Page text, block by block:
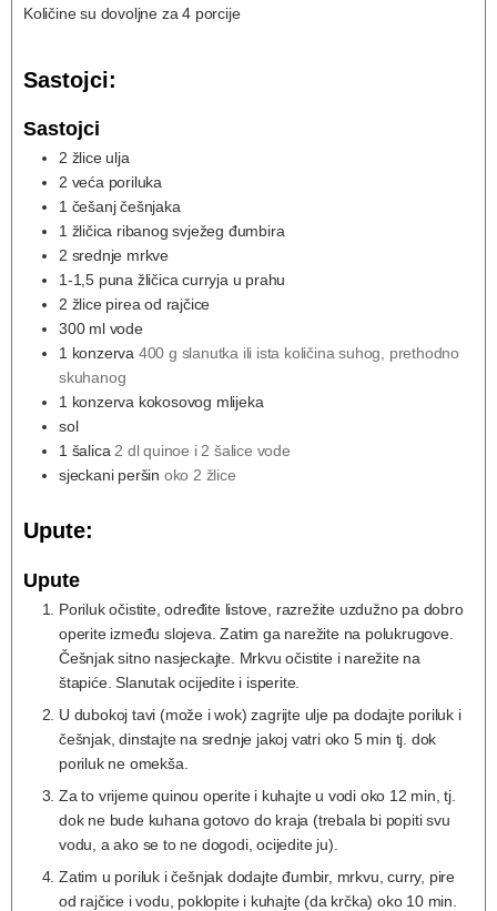
Količine su dovoljne za 4 porcije
Sastojci:
Sastojci
2 žlice ulja
2 veća poriluka
1 češanj češnjaka
1 žličica ribanog svježeg đumbira
2 srednje mrkve
1-1,5 puna žličica curryja u prahu
2 žlice pirea od rajčice
300 ml vode
1 konzerva 400 g slanutka ili ista količina suhog, prethodno
skuhanog
1 konzerva kokosovog mlijeka
sol
1 šalica 2 dl quinoe i 2 šalice vode
sjeckani peršin oko 2 žlice
Upute:
Upute
Poriluk očistite, određite listove, razrežite uzdužno pa dobro
operite između slojeva. Zatim ga narežite na polukrugove.
Češnjak sitno nasjeckajte. Mrkvu očistite i narežite na
štapiće. Slanutak ocijedite i isperite.
U dubokoj tavi (može i wok) zagrijte ulje pa dodajte poriluk i
češnjak, dinstajte na srednje jakoj vatri oko 5 min tj. dok
poriluk ne omekša.
Za to vrijeme quinou operite i kuhajte u vodi oko 12 min, tj.
dok ne bude kuhana gotovo do kraja (trebala bi popiti svu
vodu, a ako se to ne dogodi, ocijedite ju).
Zatim u poriluk i češnjak dodajte đumbir, mrkvu, curry, pire
od rajčice i vodu, poklopite i kuhajte (da krčka) oko 10 min.